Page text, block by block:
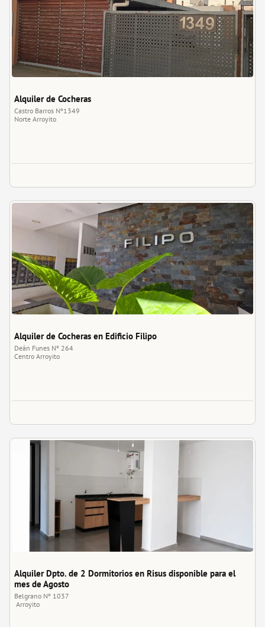
Alquiler de Cocheras
Castro Barros Nº1349
Norte Arroyito
Alquiler de Cocheras en Edificio Filipo
Deán Funes Nº 264
Centro Arroyito
Alquiler Dpto. de 2 Dormitorios en Risus disponible para el
mes de Agosto
Belgrano Nº 1037
Arroyito